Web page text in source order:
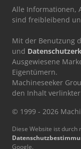
Alle Informationen,
sind freibleibend
Mit der Benutzung
und
Ausgewiesene
Eigentümern.
Machineseeker
den Inhalt
© 1999 - 2026
Diese Website ist durch
Google.